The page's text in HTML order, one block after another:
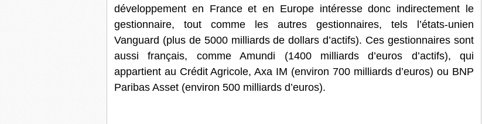
développement en France et en Europe intéresse donc indirectement le
gestionnaire, tout comme les autres gestionnaires, tels l’états-unien
Vanguard (plus de 5000 milliards de dollars d’actifs). Ces gestionnaires sont
aussi français, comme Amundi (1400 milliards d’euros d’actifs), qui
appartient au Crédit Agricole, Axa IM (environ 700 milliards d’euros) ou BNP
Paribas Asset (environ 500 milliards d’euros).